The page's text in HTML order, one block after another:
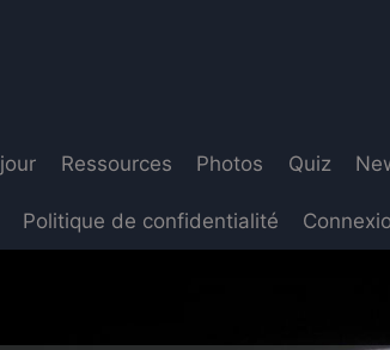
Ressources Photos Quiz
Politique de confidentialité